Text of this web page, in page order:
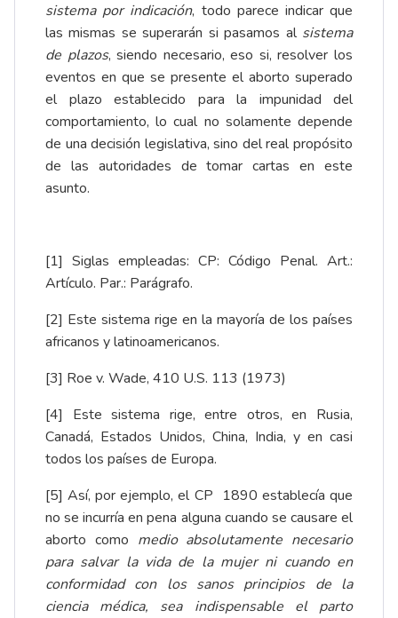
sistema por indicación, todo parece indicar que
las mismas se superarán si pasamos al sistema
de plazos, siendo necesario, eso si, resolver los
eventos en que se presente el aborto superado
el plazo establecido para la impunidad del
comportamiento, lo cual no solamente depende
de una decisión legislativa, sino del real propósito
de las autoridades de tomar cartas en este
asunto.
[1] Siglas empleadas: CP: Código Penal. Art.:
Artículo. Par.: Parágrafo.
[2] Este sistema rige en la mayoría de los países
africanos y latinoamericanos.
[3] Roe v. Wade, 410 U.S. 113 (1973)
[4] Este sistema rige, entre otros, en Rusia,
Canadá, Estados Unidos, China, India, y en casi
todos los países de Europa.
[5] Así, por ejemplo, el CP 1890 establecía que
no se incurría en pena alguna cuando se causare el
aborto como medio absolutamente necesario
para salvar la vida de la mujer ni cuando en
conformidad con los sanos principios de la
ciencia médica, sea indispensable el parto